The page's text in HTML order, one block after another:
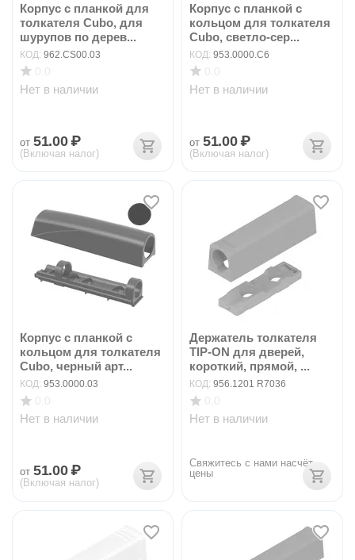
Корпус с планкой для
толкателя Cubo, для
шурупов по дерев...
КОД: 962.CS00.03
Нет в наличии
от 51.00 ₽
(Включая налог)
Корпус с планкой с
кольцом для толкателя
Cubo, светло-сер...
КОД: 953.0000.C6
Нет в наличии
от 51.00 ₽
(Включая налог)
Корпус с планкой с
кольцом для толкателя
Cubo, черный арт...
КОД: 953.0000.03
Нет в наличии
от 51.00 ₽
(Включая налог)
Держатель толкателя
TIP-ON для дверей,
короткий, прямой, ...
КОД: 956.1201 R7036
Нет в наличии
Свяжитесь с нами насчёт
цены